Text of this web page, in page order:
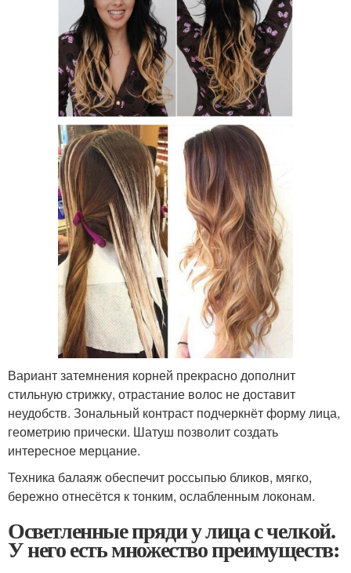
Вариант затемнения корней прекрасно дополнит
стильную стрижку, отрастание волос не доставит
неудобств. Зональный контраст подчеркнёт форму лица,
геометрию прически. Шатуш позволит создать
интересное мерцание.
Техника балаяж обеспечит россыпью бликов, мягко,
бережно отнесётся к тонким, ослабленным локонам.
Осветленные пряди у лица с челкой.
У него есть множество преимуществ: